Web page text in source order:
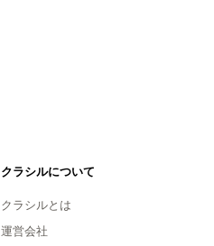
クラシルについて
クラシルとは
運営会社